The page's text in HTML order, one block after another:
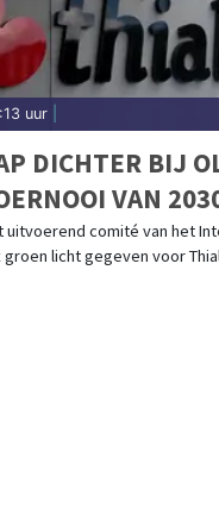
uur
DICHTER BIJ
VAN
uitvoerend comité van het
groen licht gegeven voor